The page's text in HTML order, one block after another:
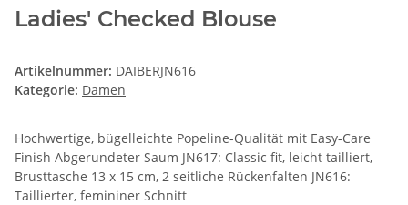
Ladies' Checked Blouse
Artikelnummer: DAIBERJN616
Kategorie: Damen
Hochwertige, bügelleichte Popeline-Qualität mit Easy-Care
Finish Abgerundeter Saum JN617: Classic fit, leicht tailliert,
Brusttasche 13 x 15 cm, 2 seitliche Rückenfalten JN616:
Taillierter, femininer Schnitt